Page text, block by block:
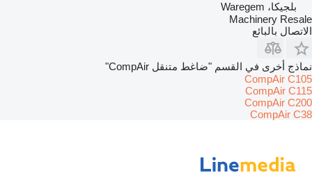
بلجيكا، Waregem
Machinery Resale
الاتصال بالبائع
نماذج أخرى في القسم "ضاغط متنقل CompAir"
CompAir C105
CompAir C115
CompAir C200
CompAir C38